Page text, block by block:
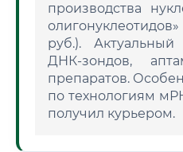
производства
руб.).
ДНК-зондов,
препаратов.
по технологиям
получил курьером.